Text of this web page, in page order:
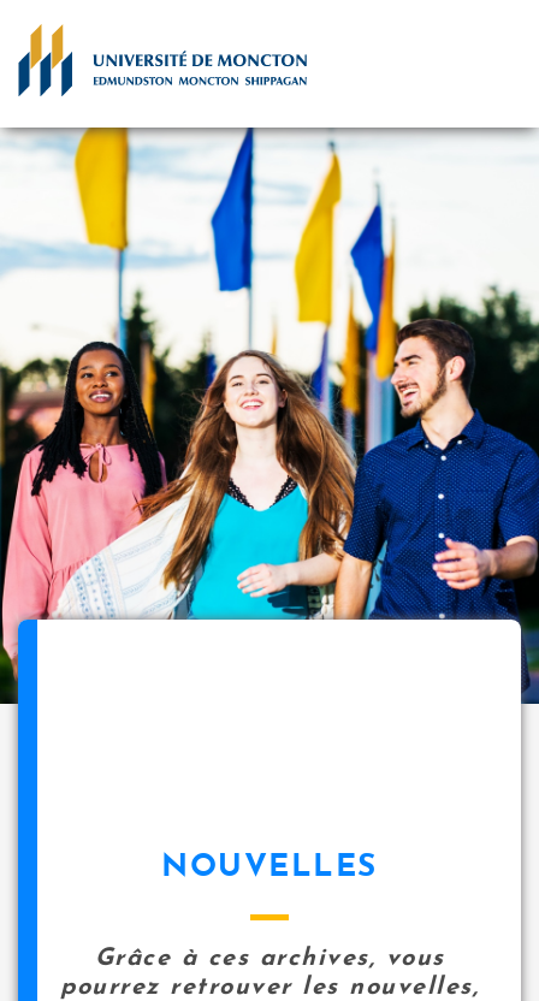
NOUVELLES
Grâce à ces archives, vous
pourrez retrouver les nouvelles,